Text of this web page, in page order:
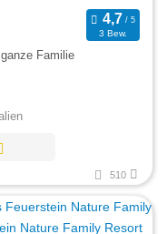
3 Bew.
Familie
510